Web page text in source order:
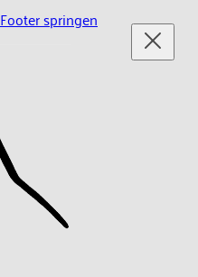
springen